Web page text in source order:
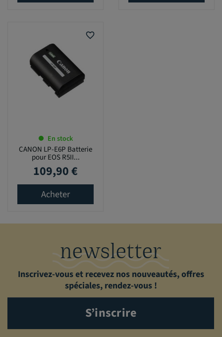
favorite_border
En stock
CANON LP-E6P Batterie
pour EOS R5II...
Prix
109,90 €
Acheter
newsletter
Inscrivez-vous et recevez nos nouveautés, offres
spéciales, rendez-vous !
S’inscrire